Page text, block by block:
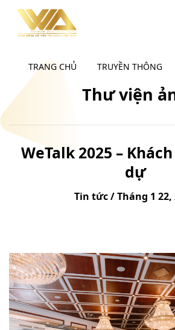
Chuyển
TRANG CHỦ TRUYỀN THÔNG
Thư viện
WeTalk 2025 –
dự
Tin tức / Tháng 1 22,